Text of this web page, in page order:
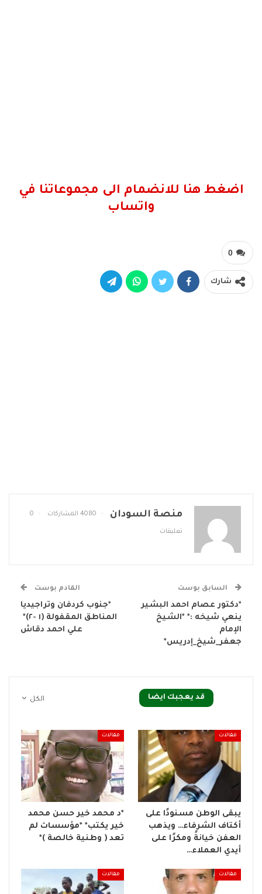
اضغط هنا للانضمام الى مجموعاتنا في
واتساب
0
شارك
منصة السودان 4080 المشاركات 0
تعليقات
السابق بوست
*دكتور عصام احمد البشير
ينعي شيخه :* *الشيخ
الإمام
جعفر_شيخ_إدريس*
القادم بوست
*جنوب كردفان وتراجيديا
المناطق المقفولة (١ -٢)*
علي احمد دقاش
الكل قد يعجبك ايضا
مقالات
يبقى الوطن مسنودًا على
أكتاف الشرفاء… ويذهب
العفن خيانةً ومكرًا على
أيدي العملاء…
مقالات
*د محمد خير حسن محمد
خير يكتب* *مؤسسات لم
تعد ( وطنية خالصة )*
مقالات مقالات